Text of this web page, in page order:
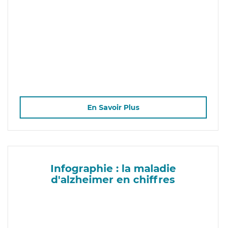
En Savoir Plus
Infographie : la maladie
d'alzheimer en chiffres